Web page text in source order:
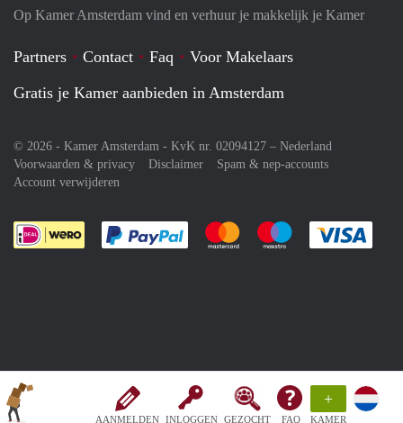
AANMELDEN INLOGGEN GEZOCHT FAQ
+
KAMER
Op Kamer Amsterdam vind en verhuur je makkelijk je Kamer
Partners Contact Faq
Voor Makelaars
Gratis je Kamer aanbieden in Amsterdam
© 2026 - Kamer Amsterdam - KvK nr. 02094127 – Nederland
Voorwaarden & privacy
Disclaimer
Spam & nep-accounts
Account verwijderen
Je rekent gemakkelijk af met Paypal
Je rekent gemakkelijk af met
Je rekent